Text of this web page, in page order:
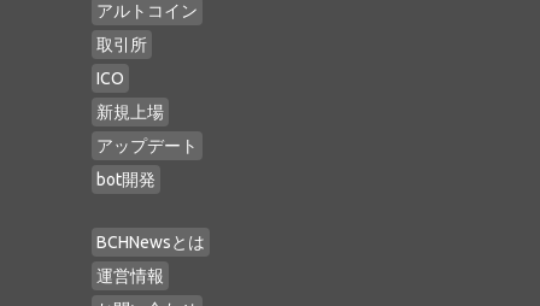
アルトコイン
取引所
ICO
新規上場
アップデート
bot開発
BCHNewsとは
運営情報